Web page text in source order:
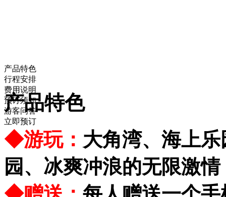
产品特色
行程安排
费用说明
预订须知
游客问答
立即预订
产品特色
◆游玩： 大角湾、海上
园、冰爽冲浪的无限激情